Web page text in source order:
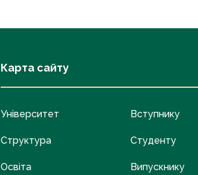
Карта сайту
Університет
Структура
Освіта
Вступнику
Студенту
Випускнику